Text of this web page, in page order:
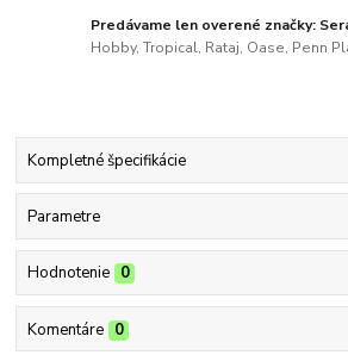
Predávame len overené značky:
Hobby, Tropical, Rataj, Oase, Penn
Kompletné špecifikácie
Parametre
Hodnotenie 0
Komentáre 0